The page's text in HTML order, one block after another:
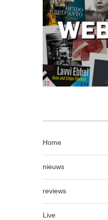
Home
nieuws
reviews
Live